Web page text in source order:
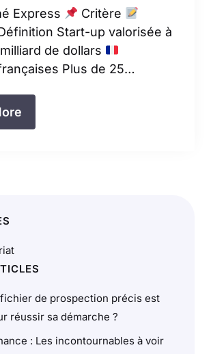
Express
Critère
Start-up valorisée à
de dollars
Plus de 25…
de prospection précis est
réussir sa démarche ?
: Les incontournables à voir